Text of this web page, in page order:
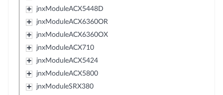
jnxModuleACX5448D
jnxModuleACX6360OR
jnxModuleACX6360OX
jnxModuleACX710
jnxModuleACX5424
jnxModuleACX5800
jnxModuleSRX380